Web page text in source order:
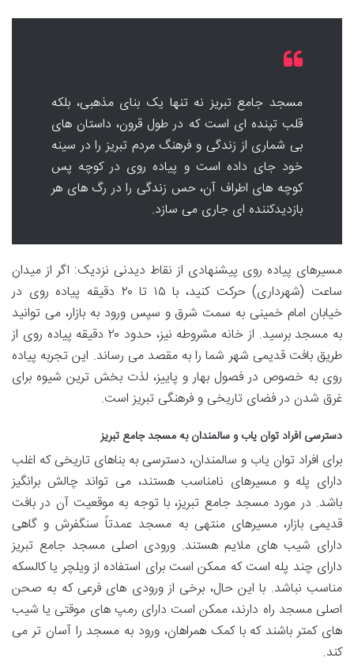
مسجد جامع تبریز نه تنها یک بنای مذهبی، بلکه
قلب تپنده ای است که در طول قرون، داستان های
بی شماری از زندگی و فرهنگ مردم تبریز را در سینه
خود جای داده است و پیاده روی در کوچه پس
کوچه های اطراف آن، حس زندگی را در رگ های هر
بازدیدکننده ای جاری می سازد.
مسیرهای پیاده روی پیشنهادی از نقاط دیدنی نزدیک: اگر از میدان
ساعت (شهرداری) حرکت کنید، با ۱۵ تا ۲۰ دقیقه پیاده روی در
خیابان امام خمینی به سمت شرق و سپس ورود به بازار، می توانید
به مسجد برسید. از خانه مشروطه نیز، حدود ۲۰ دقیقه پیاده روی از
طریق بافت قدیمی شهر شما را به مقصد می رساند. این تجربه پیاده
روی به خصوص در فصول بهار و پاییز، لذت بخش ترین شیوه برای
غرق شدن در فضای تاریخی و فرهنگی تبریز است.
دسترسی افراد توان یاب و سالمندان به مسجد جامع تبریز
برای افراد توان یاب و سالمندان، دسترسی به بناهای تاریخی که اغلب
دارای پله و مسیرهای نامناسب هستند، می تواند چالش برانگیز
باشد. در مورد مسجد جامع تبریز، با توجه به موقعیت آن در بافت
قدیمی بازار، مسیرهای منتهی به مسجد عمدتاً سنگفرش و گاهی
دارای شیب های ملایم هستند. ورودی اصلی مسجد جامع تبریز
دارای چند پله است که ممکن است برای استفاده از ویلچر یا کالسکه
مناسب نباشد. با این حال، برخی از ورودی های فرعی که به صحن
اصلی مسجد راه دارند، ممکن است دارای رمپ های موقتی یا شیب
های کمتر باشند که با کمک همراهان، ورود به مسجد را آسان تر می
کند.